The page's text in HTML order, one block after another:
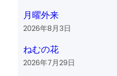
月曜外来
2026年8月3日
ねむの花
2026年7月29日